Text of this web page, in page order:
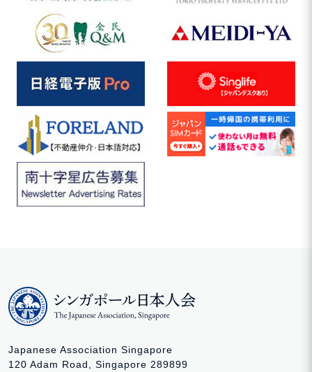
Japanese Association Singapore
120 Adam Road, Singapore 289899